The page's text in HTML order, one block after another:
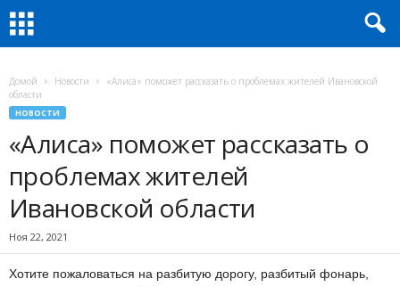
Домой Новости
«Алиса» поможет рассказать о проблемах жителей Ивановской
области
НОВОСТИ
«Алиса» поможет рассказать о
проблемах жителей
Ивановской области
Ноя 22, 2021
Хотите пожаловаться на разбитую дорогу, разбитый фонарь,